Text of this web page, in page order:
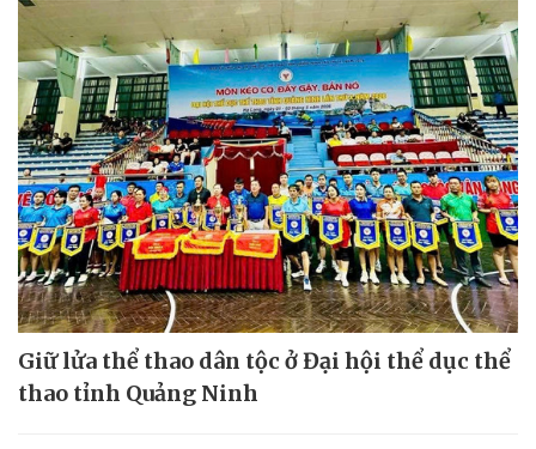
Giữ lửa thể thao dân tộc ở Đại hội thể dục thể
thao tỉnh Quảng Ninh